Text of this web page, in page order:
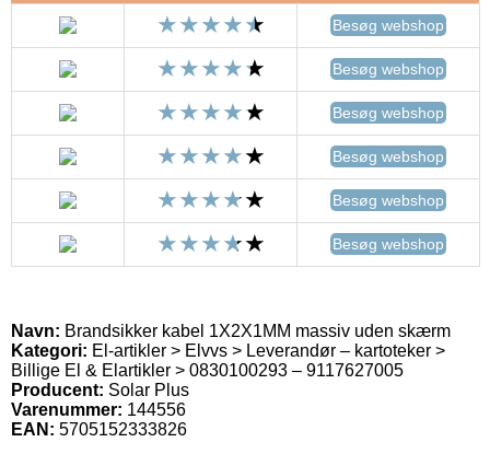
Besøg webshop
Besøg webshop
Besøg webshop
Besøg webshop
Besøg webshop
Besøg webshop
Navn: Brandsikker kabel 1X2X1MM massiv uden skærm
Kategori: El-artikler > Elvvs > Leverandør – kartoteker >
Billige El & Elartikler > 0830100293 – 9117627005
Producent: Solar Plus
Varenummer: 144556
EAN: 5705152333826